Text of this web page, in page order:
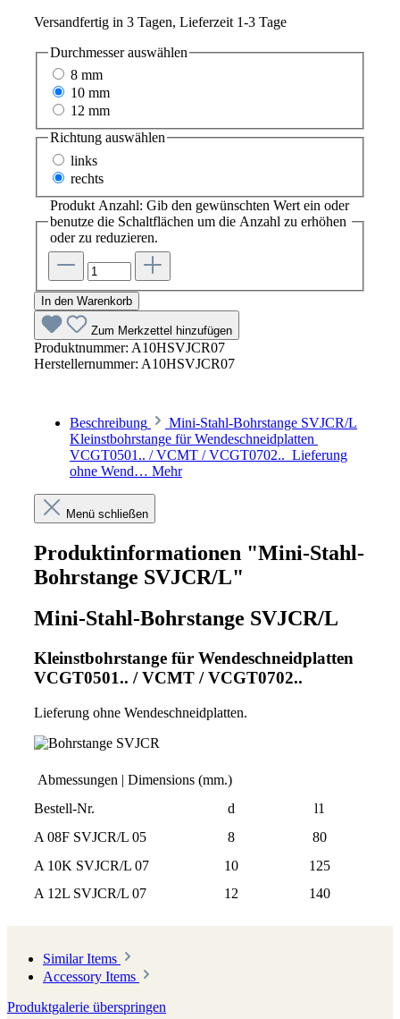
Versandfertig in 3 Tagen, Lieferzeit 1-3 Tage
Durchmesserauswählen
8 mm
10 mm
12 mm
Richtung auswählen
links
rechts
Produkt Anzahl: Gib den gewünschten Wert ein oder
benutze die Schaltflächen um die Anzahl zu erhöhen
oder zu reduzieren.
In den Warenkorb
Zum Merkzettel hinzufügen
Produktnummer: A10HSVJCR07
Herstellernummer: A10HSVJCR07
Beschreibung
Mini-Stahl-Bohrstange SVJCR/L
Kleinstbohrstange für Wendeschneidplatten
VCGT0501.. / VCMT / VCGT0702.. Lieferung
ohne Wend… Mehr
Menü schließen
Produktinformationen "Mini-Stahl-
Bohrstange SVJCR/L"
Mini-Stahl-Bohrstange SVJCR/L
Kleinstbohrstange für Wendeschneidplatten
VCGT0501.. / VCMT / VCGT0702..
Lieferung ohne Wendeschneidplatten.
Abmessungen | Dimensions (mm.)
Bestell-Nr.
d
l1
A 08F SVJCR/L 05
8
80
A 10K SVJCR/L 07
10
125
A 12L SVJCR/L 07
12 140
Similar Items
Accessory Items
Produktgalerie überspringen